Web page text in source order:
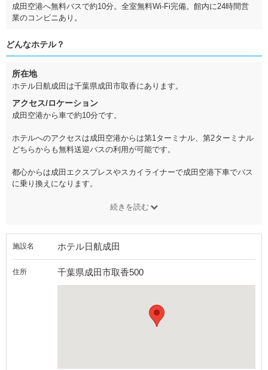
成田空港へ無料バスで約10分。全室無料Wi-Fi完備。館内に24時間営
業のコンビニあり。
どんなホテル？
所在地
ホテル日航成田は千葉県成田市取香にあります。
アクセス/ロケーション
成田空港から車で約10分です。
ホテルへのアクセスは成田空港からは第1ターミナル、第2ターミナル
どちらからも無料送迎バスの利用が可能です。
都心からは成田エクスプレスやスカイライナーで成田空港下車でバス
に乗り換えになります。
続きを読む
施設名 ホテル日航成田
住所 千葉県成田市取香500